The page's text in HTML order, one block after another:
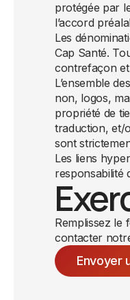
protégée par
l’accord
Les
Cap Santé.
contrefaçon et
L’ensemble
non, logos,
propriété de
traduction, et/
sont
Les liens
responsabilité
Remplissez le
contacter
Envoyer